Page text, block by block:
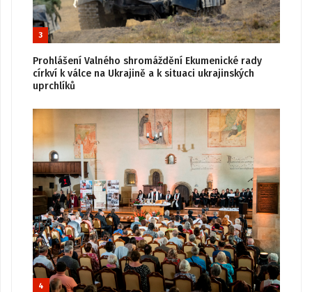
3
Prohlášení Valného shromáždění Ekumenické rady
církví k válce na Ukrajině a k situaci ukrajinských
uprchlíků
4